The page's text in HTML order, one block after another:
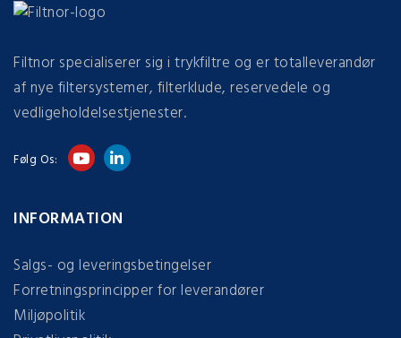
Filtnor specialiserer sig i trykfiltre og er totalleverandør
af nye filtersystemer, filterklude, reservedele og
vedligeholdelsestjenester.
Følg Os:
INFORMATION
Salgs- og leveringsbetingelser
Forretningsprincipper for leverandører
Miljøpolitik